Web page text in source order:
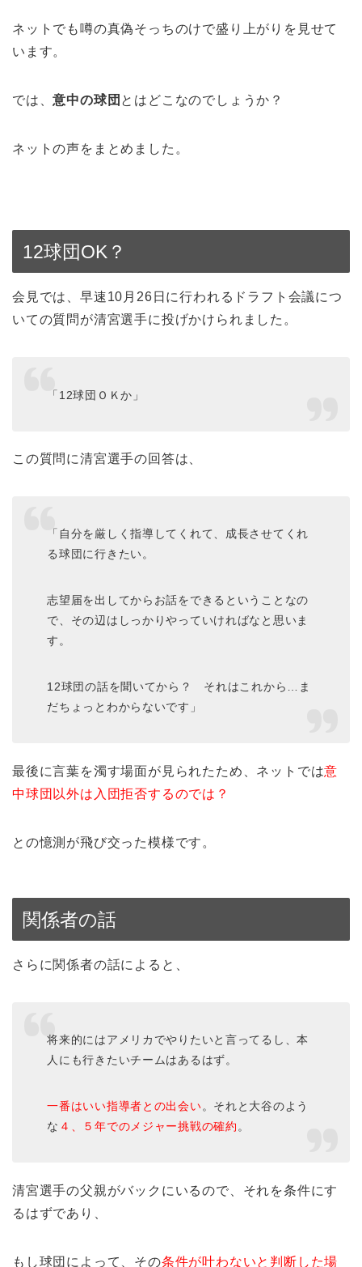
ネットでも噂の真偽そっちのけで盛り上がりを見せて
います。
では、意中の球団 とはどこなのでしょうか？
ネットの声をまとめました。
12球団OK？
会見では、早速10月26日に行われるドラフト会議につ
いての質問が清宮選手に投げかけられました。
「12球団ＯＫか」
この質問に清宮選手の回答は、
「自分を厳しく指導してくれて、成長させてくれ
る球団に行きたい。
志望届を出してからお話をできるということなの
で、その辺はしっかりやっていければなと思いま
す。
12球団の話を聞いてから？ それはこれから…ま
だちょっとわからないです」
最後に言葉を濁す場面が見られたため、ネットでは意
中球団以外は入団拒否するのでは？
との憶測が飛び交った模様です。
関係者の話
さらに関係者の話によると、
将来的にはアメリカでやりたいと言ってるし、本
人にも行きたいチームはあるはず。
一番はいい指導者との出会い。それと大谷のよう
な ４、５年でのメジャー挑戦の確約。
清宮選手の父親がバックにいるので、それを条件にす
るはずであり、
もし球団によって、その条件が叶わないと判断した場